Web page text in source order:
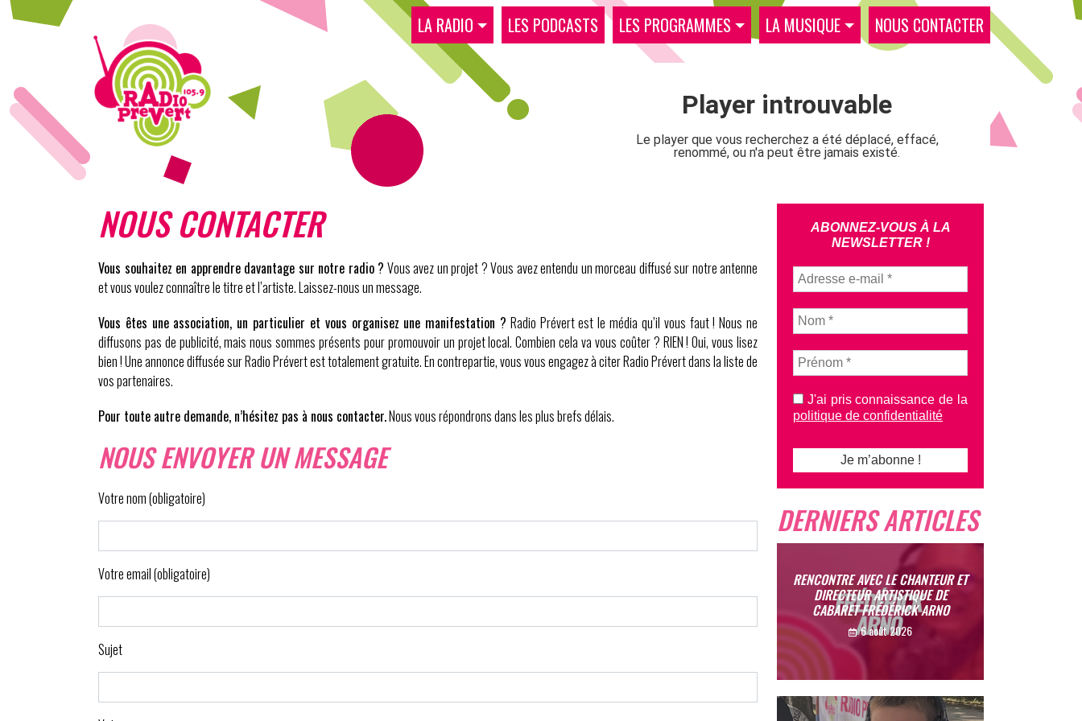
LA RADIO LES PODCASTS LES PROGRAMMES LA MUSIQUE NOUS CONTACTER
NOUS CONTACTER
Vous souhaitez en apprendre davantage sur notre radio ? Vous avez un projet ? Vous avez entendu un morceau diffusé sur notre antenne
et vous voulez connaître le titre et l’artiste. Laissez-nous un message.
Vous êtes une association, un particulier et vous organisez une manifestation ? Radio Prévert est le média qu’il vous faut ! Nous ne
diffusons pas de publicité, mais nous sommes présents pour promouvoir un projet local. Combien cela va vous coûter ? RIEN ! Oui, vous lisez
bien ! Une annonce diffusée sur Radio Prévert est totalement gratuite. En contrepartie, vous vous engagez à citer Radio Prévert dans la liste de
vos partenaires.
Pour toute autre demande, n’hésitez pas à nous contacter.Nous vous répondrons dans les plus brefs délais.
NOUS ENVOYER UN MESSAGE
Votre nom (obligatoire)
Votre email (obligatoire)
Sujet
ABONNEZ-VOUS À LA
NEWSLETTER !
J'ai pris connaissance de la
politique de confidentialité
DERNIERS ARTICLES
RENCONTRE AVEC LE CHANTEUR ET
DIRECTEUR ARTISTIQUE DE
CABARET FRÉDÉRICK ARNO
6 août 2026